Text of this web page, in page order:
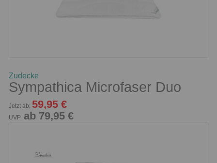
Zudecke
Sympathica Microfaser Duo
Jetzt ab: 59,95 €
UVP ab 79,95 €